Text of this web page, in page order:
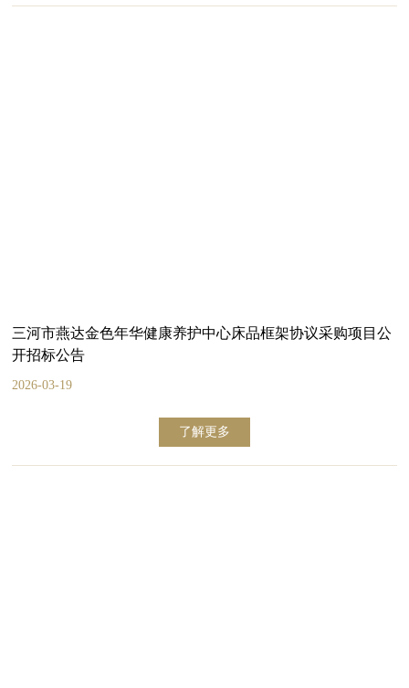
三河市燕达金色年华健康养护中心床品框架协议采购项目公
开招标公告
2026-03-19
了解更多